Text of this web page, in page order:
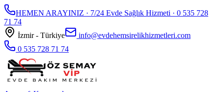
HEMEN ARAYINIZ · 7/24 Evde Sağlık Hizmeti · 0 535 728
71 74
İzmir - Türkiye
info@evdehemsirelikhizmetleri.com
0 535 728 71 74